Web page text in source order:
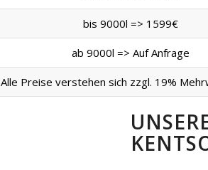
bis 9000l => 1599€
ab 9000l => Auf Anfrage
Alle Preise verstehen sich zzgl. 19%